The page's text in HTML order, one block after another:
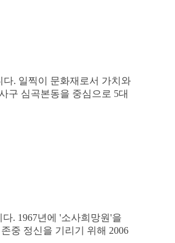
. 일찍이 문화재로서 가치와
구 심곡본동을 중심으로 5대
. 1967년에 '소사희망원'을
중 정신을 기리기 위해 2006